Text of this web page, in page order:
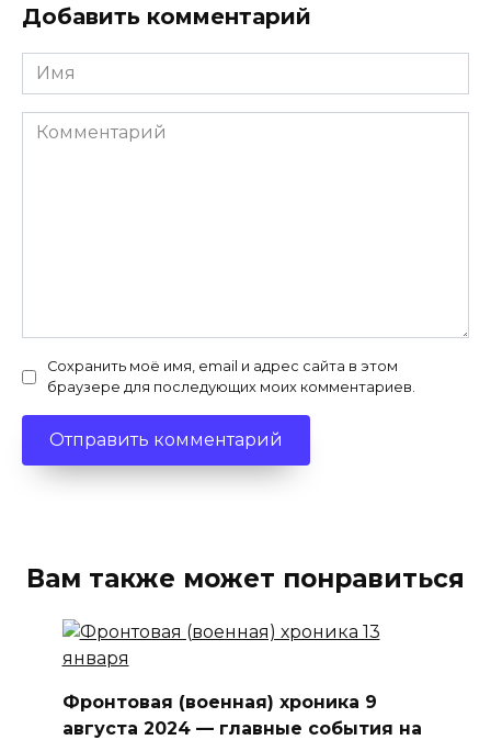
Добавить комментарий
Имя
*
Комментарий
Сохранить моё имя, email и адрес сайта в этом
браузере для последующих моих комментариев.
Вам также может понравиться
Фронтовая (военная) хроника 9
августа 2024 — главные события на